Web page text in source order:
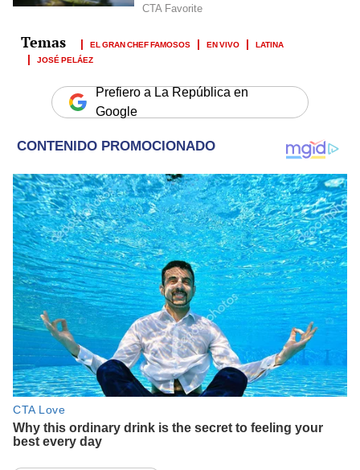
EL GRAN CHEF FAMOSOS EN VIVO
LATINA
JOSÉ PELÁEZ
Prefiero a La República en
Google